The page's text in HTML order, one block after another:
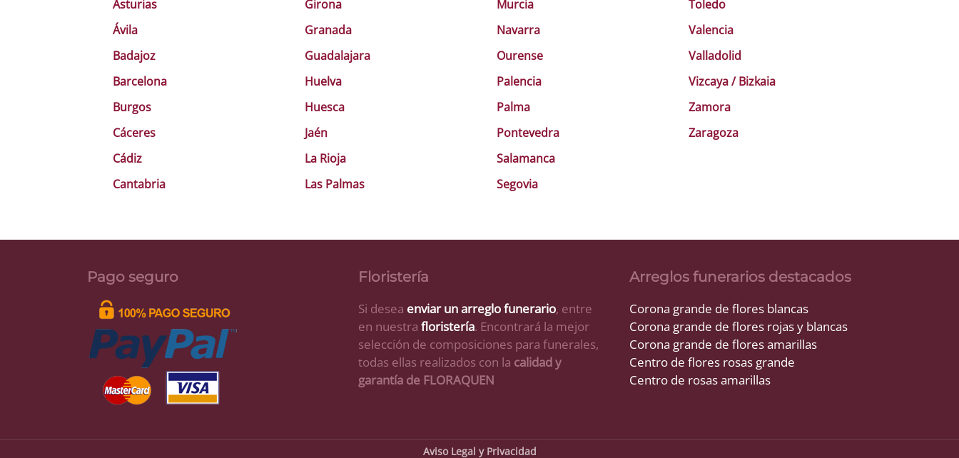
Asturias
Ávila
Badajoz
Barcelona
Burgos
Cáceres
Cádiz
Cantabria
Girona
Granada
Guadalajara
Huelva
Huesca
Jaén
La Rioja
Las Palmas
Murcia
Navarra
Ourense
Palencia
Palma
Pontevedra
Salamanca
Segovia
Toledo
Valencia
Valladolid
Vizcaya / Bizkaia
Zamora
Zaragoza
Pago seguro Floristería
Si desea enviar un arreglo funerario, entre
en nuestra floristería. Encontrará la mejor
selección de composiciones para funerales,
todas ellas realizados con la calidad y
garantía de FLORAQUEN
Arreglos funerarios destacados
Corona grande de flores blancas
Corona grande de flores rojas y blancas
Corona grande de flores amarillas
Centro de flores rosas grande
Centro de rosas amarillas
Aviso Legal y Privacidad